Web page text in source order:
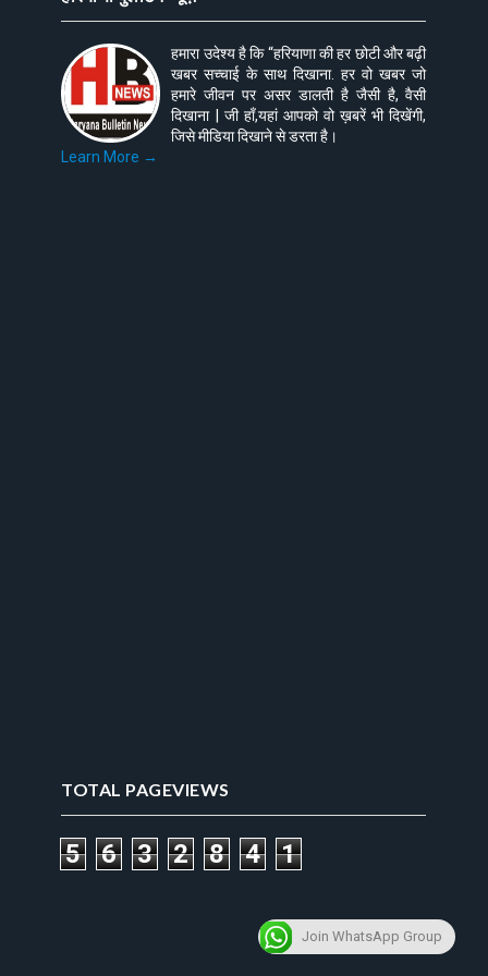
हमारा उदेश्य है कि “हरियाणा की हर छोटी और बढ़ी
खबर सच्चाई के साथ दिखाना. हर वो खबर जो
हमारे जीवन पर असर डालती है जैसी है, वैसी
दिखाना | जी हाँ,यहां आपको वो ख़बरें भी दिखेंगी,
जिसे मीडिया दिखाने से डरता है।
Learn More →
TOTAL PAGEVIEWS
5 6 3 2 8 4 1
Join WhatsApp Group